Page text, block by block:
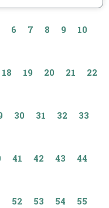
6 7 8 9 10
18 19 20 21 22
30 31 32 33
41 42 43 44
52 53 54 55